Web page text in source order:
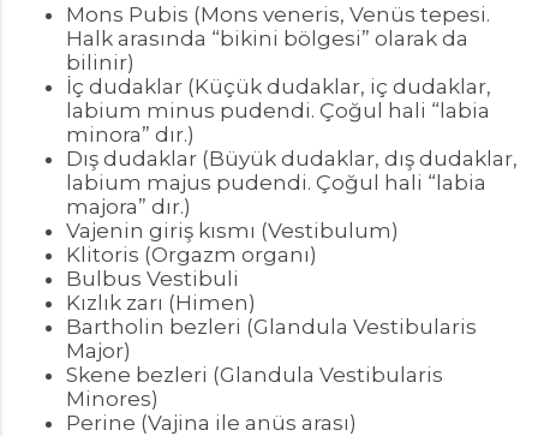
Mons Pubis (Mons veneris, Venüs tepesi.
Halk arasında “bikini bölgesi” olarak da
bilinir)
İç dudaklar (Küçük dudaklar, iç dudaklar,
labium minus pudendi. Çoğul hali “labia
minora” dır.)
Dış dudaklar (Büyük dudaklar, dış dudaklar,
labium majus pudendi. Çoğul hali “labia
majora” dır.)
Vajenin giriş kısmı (Vestibulum)
Klitoris (Orgazm organı)
Bulbus Vestibuli
Kızlık zarı (Himen)
Bartholin bezleri (Glandula Vestibularis
Major)
Skene bezleri (Glandula Vestibularis
Minores)
Perine (Vajina ile anüs arası)